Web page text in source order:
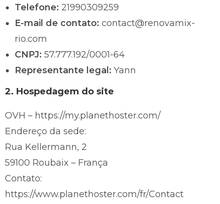
Telefone: 21990309259
E-mail de contato: contact@renovamix-
rio.com
CNPJ: 57.777.192/0001-64
Representante legal: Yann
2. Hospedagem do site
OVH – https://my.planethoster.com/
Endereço da sede:
Rua Kellermann, 2
59100 Roubaix – França
Contato:
https://www.planethoster.com/fr/Contact